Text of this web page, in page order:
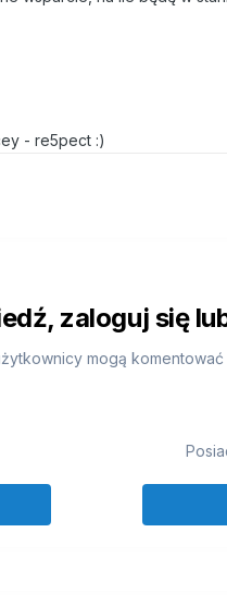
- re5pect :)
zaloguj się
mogą komentować